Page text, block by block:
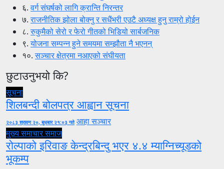
६.वर्ग संघर्षको लागि क्रान्ति निरन्तर
७.राजनीतिक झोला बोक्नु र सधैंभरी एउटै अध्यक्ष हुनु राम्रो होईन
८.रुकुमैको सेरो र फेरो गीतको भिडियो सार्बजनिक
९.योजना सम्पन्न हुने समयमा सम्झौता नै भएनन्
१०.सञ्चार क्षेत्रमा नआएको संघीयता
छुटाउनुभयो कि?
सूचना
शिलबन्दी बोलपत्र आह्वान सूचना
२०८३ श्रावण २०, बुधबार २१:०३ गते आहा सञ्चार
मुख्य समाचारसमाज
रोल्पाको इरिवाङ केन्द्रबिन्दु भएर ४.४ म्याग्निच्यूडको
भूकम्प